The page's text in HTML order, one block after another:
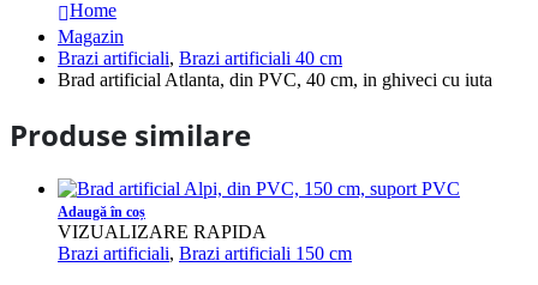
Home
Magazin
Brazi artificiali, Brazi artificiali 40 cm
Brad artificial Atlanta, din PVC, 40 cm, in ghiveci cu iuta
Produse similare
Adaugă în coș
VIZUALIZARE RAPIDA
Brazi artificiali, Brazi artificiali 150 cm